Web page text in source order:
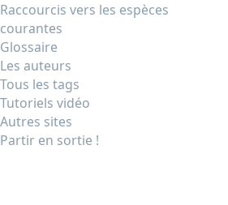
Raccourcis vers les espèces
courantes
Glossaire
Les auteurs
Tous les tags
Tutoriels vidéo
Autres sites
Partir en sortie !